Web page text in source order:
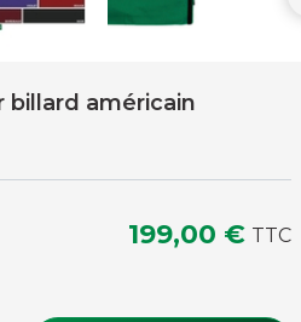
billard américain
199,00 € TTC